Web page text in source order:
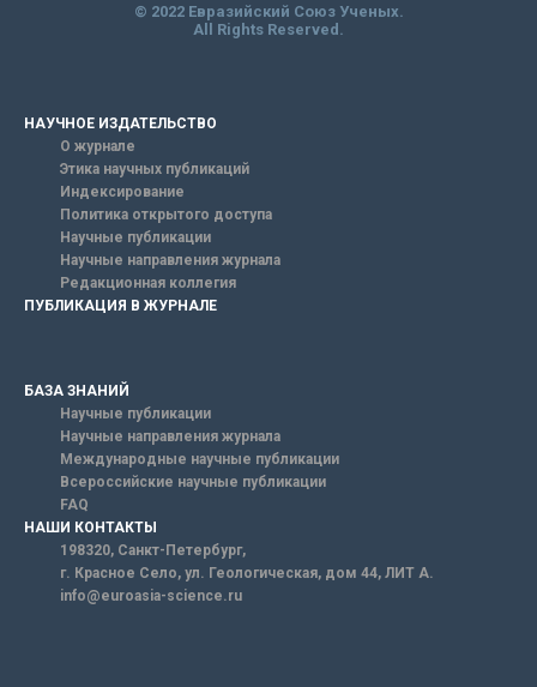
© 2022 Евразийский Союз Ученых.
All Rights Reserved.
НАУЧНОЕ ИЗДАТЕЛЬСТВО
О журнале
Этика научных публикаций
Индексирование
Политика открытого доступа
Научные публикации
Научные направления журнала
Редакционная коллегия
ПУБЛИКАЦИЯ В ЖУРНАЛЕ
БАЗА ЗНАНИЙ
Научные публикации
Научные направления журнала
Международные научные публикации
Всероссийские научные публикации
FAQ
НАШИ КОНТАКТЫ
198320, Санкт-Петербург,
г. Красное Село, ул. Геологическая, дом 44, ЛИТ А.
info@euroasia-science.ru